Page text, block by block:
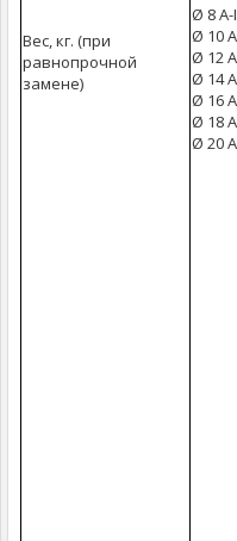
Вес, кг. (при
равнопрочной
замене)
Ø 8 А-
Ø 10
Ø 12
Ø 14
Ø 16
Ø 18
Ø 20